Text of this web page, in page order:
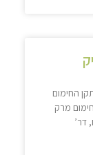
החימום
מתקן לחימום מרק
דר’